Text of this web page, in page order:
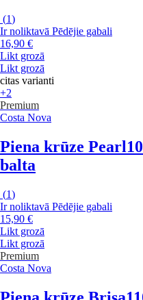
(1)
Ir noliktavā Pēdējie gabali
16,90 €
Likt grozā
Likt grozā
citas varianti
+2
Premium
Costa Nova
Piena krūze Pearl
balta
(1)
Ir noliktavā Pēdējie gabali
15,90 €
Likt grozā
Likt grozā
Premium
Costa Nova